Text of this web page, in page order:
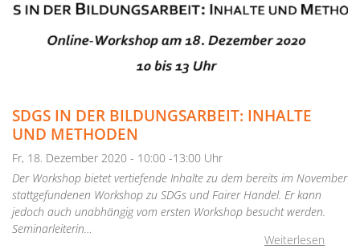
SDGS IN DER BILDUNGSARBEIT: INHALTE
UND METHODEN
Fr, 18. Dezember 2020 - 10:00 -13:00 Uhr
Der Workshop bietet vertiefende Inhalte zu dem bereits im November
stattgefundenen Workshop zu SDGs und Fairer Handel. Er kann
jedoch auch unabhängig vom ersten Workshop besucht werden.
Seminarleiterin…
Weiterlesen